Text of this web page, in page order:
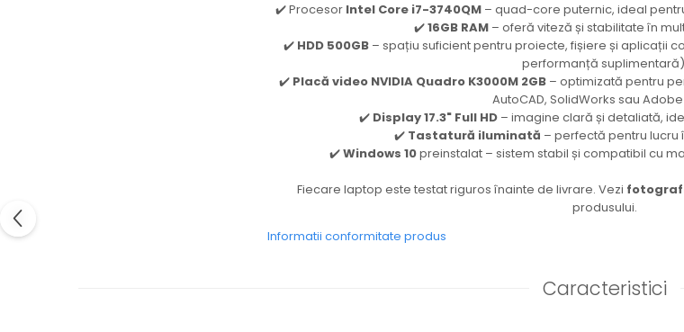
✔️ Procesor Intel Core i7-3740QM– quad-core puternic, ideal
✔️16GB RAM– oferă viteză și stabilitate în
✔️ HDD 500GB – spațiu suficient pentru proiecte, fișiere și aplicații
performanță
✔️ Placă video NVIDIA Quadro K3000M 2GB– optimizată pentru
AutoCAD, SolidWorks sau Adobe
✔️ Display 17.3" Full HD – imagine clară și detaliată,
✔️ Tastatură iluminată – perfectă pentru lucru
✔️Windows 10preinstalat – sistem stabil și compatibil cu
Fiecare laptop este testat riguros înainte de livrare. Vezi
produsului.
Informatii conformitate produs
Caracteristici